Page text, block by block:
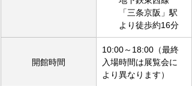
「三条京阪」駅
より徒歩約16分
開館時間
10:00～18:00（最終
入場時間は展覧会に
より異なります）